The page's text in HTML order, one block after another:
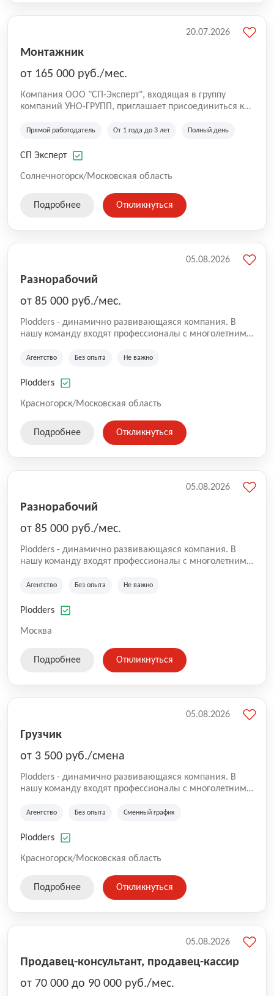
Монтажник
от 165 000 руб./мес.
Компания ООО "СП-Эксперт", входящая в группу
компаний УНО-ГРУПП, приглашает присоединиться к
работаем на рынке с 2005 года и оказываем комплекс
зданий из гибридных модульных блоков свободной
гибридно-модульного строительства.
Прямой работодатель От 1 года до 3 лет Полный день
СП Эксперт
Солнечногорск/Московская область
20.07.2026
Подробнее Откликнуться
Разнорабочий
от 85 000 руб./мес.
Plodders - динамично развивающаяся компания. В
нашу команду входят профессионалы с многолетним
на рынке аутсорсинга, а накопленный опыт позволяют
оказываемых услуг.
Агентство Без опыта Не важно
Plodders
Красногорск/Московская область
05.08.2026
Подробнее Откликнуться
Разнорабочий
от 85 000 руб./мес.
Plodders - динамично развивающаяся компания. В
нашу команду входят профессионалы с многолетним
на рынке аутсорсинга, а накопленный опыт позволяют
оказываемых услуг.
Агентство Без опыта Не важно
Plodders
Москва
05.08.2026
Подробнее Откликнуться
Грузчик
от 3 500 руб./смена
Plodders - динамично развивающаяся компания. В
нашу команду входят профессионалы с многолетним
на рынке аутсорсинга, а накопленный опыт позволяют
оказываемых услуг.
Агентство Без опыта Сменный график
Plodders
Красногорск/Московская область
05.08.2026
Подробнее Откликнуться
Продавец-консультант, продавец-кассир
от 70 000 до 90 000 руб./мес.
05.08.2026